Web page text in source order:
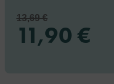
13,69 €
11,90 €